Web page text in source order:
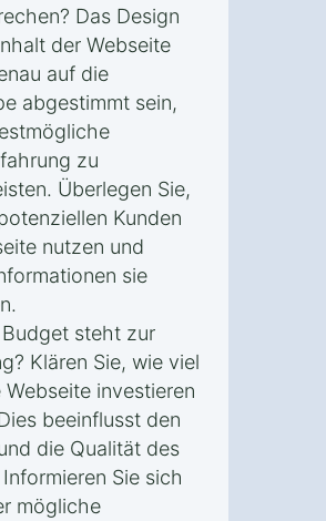
Das Design
der Webseite
auf die
abgestimmt sein,
zu
Überlegen Sie,
Kunden
nutzen und
sie
steht zur
Klären Sie, wie viel
Webseite investieren
beeinflusst den
die Qualität des
Sie sich
mögliche